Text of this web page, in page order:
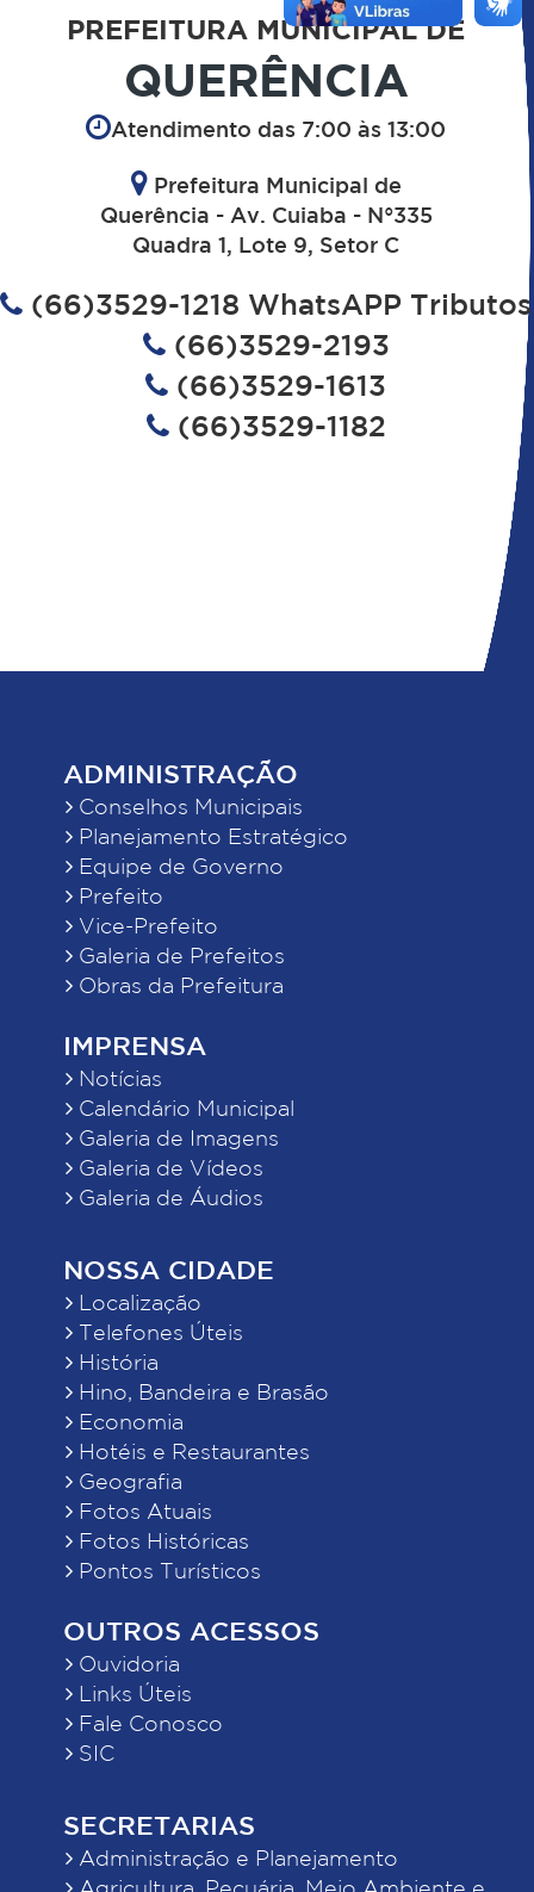
PREFEITURA MUNICIPAL DE
QUERÊNCIA
Atendimento das 7:00 às 13:00
Prefeitura Municipal de
Querência - Av. Cuiaba - N°335
Quadra 1, Lote 9, Setor C
(66)3529-1218 WhatsAPP Tributos
(66)3529-2193
(66)3529-1613
(66)3529-1182
ADMINISTRAÇÃO
Conselhos Municipais
Planejamento Estratégico
Equipe de Governo
Prefeito
Vice-Prefeito
Galeria de Prefeitos
Obras da Prefeitura
IMPRENSA
Notícias
Calendário Municipal
Galeria de Imagens
Galeria de Vídeos
Galeria de Áudios
NOSSA CIDADE
Localização
Telefones Úteis
História
Hino, Bandeira e Brasão
Economia
Hotéis e Restaurantes
Geografia
Fotos Atuais
Fotos Históricas
Pontos Turísticos
OUTROS ACESSOS
Ouvidoria
Links Úteis
Fale Conosco
SIC
SECRETARIAS
Administração e Planejamento